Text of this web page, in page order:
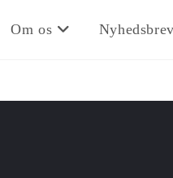
Om os Nyhedsbrev